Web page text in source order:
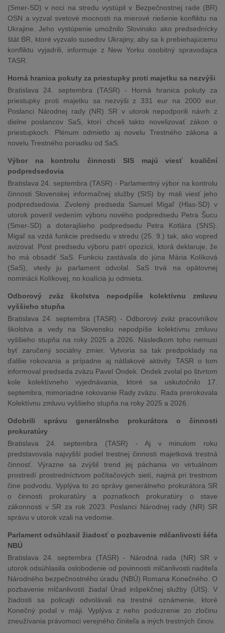
(Smer-SD) v noci na stredu vystúpil v Bezpečnostnej rade (BR)
OSN a vyzval svetové mocnosti na mierové riešenie konfliktu na
Ukrajine. Jeho vystúpenie umožnilo Slovinsko ako predsednícky
štát BR, ktoré vyzvalo susedov Ukrajiny, aby sa k prebiehajúcemu
konfliktu vyjadrili, informuje z New Yorku osobitný spravodajca
TASR.
Horná hranica pokuty za priestupky proti majetku sa nezvýši
Bratislava 24. septembra (TASR) - Horná hranica pokuty za
priestupky proti majetku sa nezvýši z 331 eur na 2000 eur.
Poslanci Národnej rady (NR) SR v utorok nepodporili návrh z
dielne poslancov SaS, ktorí chceli takto novelizovať zákon o
priestupkoch. Plénum odmietlo aj novelu Trestného zákona a
novelu Trestného poriadku od SaS.
Výbor na kontrolu činnosti SIS majú viesť koaliční
podpredsedovia
Bratislava 24. septembra (TASR) - Parlamentný výbor na kontrolu
činnosti Slovenskej informačnej služby (SIS) by mali viesť jeho
podpredsedovia. Zvolený predseda Samuel Migaľ (Hlas-SD) v
utorok poveril vedením výboru nového podpredsedu Petra Šucu
(Smer-SD) a doterajšieho podpredsedu Petra Kotlára (SNS).
Migaľ sa vzdá funkcie predsedu v stredu (25. 9.) tak, ako vopred
avizoval. Post predsedu výboru patrí opozícii, ktorá deklaruje, že
ho má obsadiť SaS. Funkciu zastávala do júna Mária Kolíková
(SaS), vtedy ju parlament odvolal. SaS trvá na opätovnej
nominácii Kolíkovej, no koalícia ju odmieta.
Odborový zväz školstva nepodpíše kolektívnu zmluvu
vyššieho stupňa
Bratislava 24. septembra (TASR) - Odborový zväz pracovníkov
školstva a vedy na Slovensku nepodpíše kolektívnu zmluvu
vyššieho stupňa na roky 2025 a 2026. Následkom toho nemusí
byť zaručený sociálny zmier. Vytvoria sa tak predpoklady na
ďalšie rokovania a prípadne aj nátlakové aktivity. TASR o tom
informoval predseda zväzu Pavel Ondek. Ondek zvolal po štvrtom
kole kolektívneho vyjednávania, ktoré sa uskutočnilo 17.
septembra, mimoriadne rokovanie Rady zväzu. Rada prerokovala
Kolektívnu zmluvu vyššieho stupňa na roky 2025 a 2026.
Odobrili správu generálneho prokurátora o činnosti
prokuratúry
Bratislava 24. septembra (TASR) - Aj v minulom roku
predstavovala najvyšší podiel trestnej činnosti majetková trestná
činnosť. Výrazne sa zvýšil trend jej páchania vo virtuálnom
prostredí prostredníctvom počítačových sietí, najmä pri trestnom
čine podvodu. Vyplýva to zo správy generálneho prokurátora SR
o činnosti prokuratúry a poznatkoch prokuratúry o stave
zákonnosti v SR za rok 2023. Poslanci Národnej rady (NR) SR
správu v utorok vzali na vedomie.
Parlament odsúhlasil žiadosť o pozbavenie mlčanlivosti šéfa
NBÚ
Bratislava 24. septembra (TASR) - Národná rada (NR) SR v
utorok odsúhlasila oslobodenie od povinnosti mlčanlivosti riaditeľa
Národného bezpečnostného úradu (NBÚ) Romana Konečného. O
pozbavenie mlčanlivosti žiadal Úrad inšpekčnej služby (ÚIS). V
žiadosti sa policajti odvolávali na trestné oznámenie, ktoré
Konečný podal v máji. Vyplýva z neho podozrenie zo zločinu
zneužívania právomoci verejného činiteľa a iných trestných činov.